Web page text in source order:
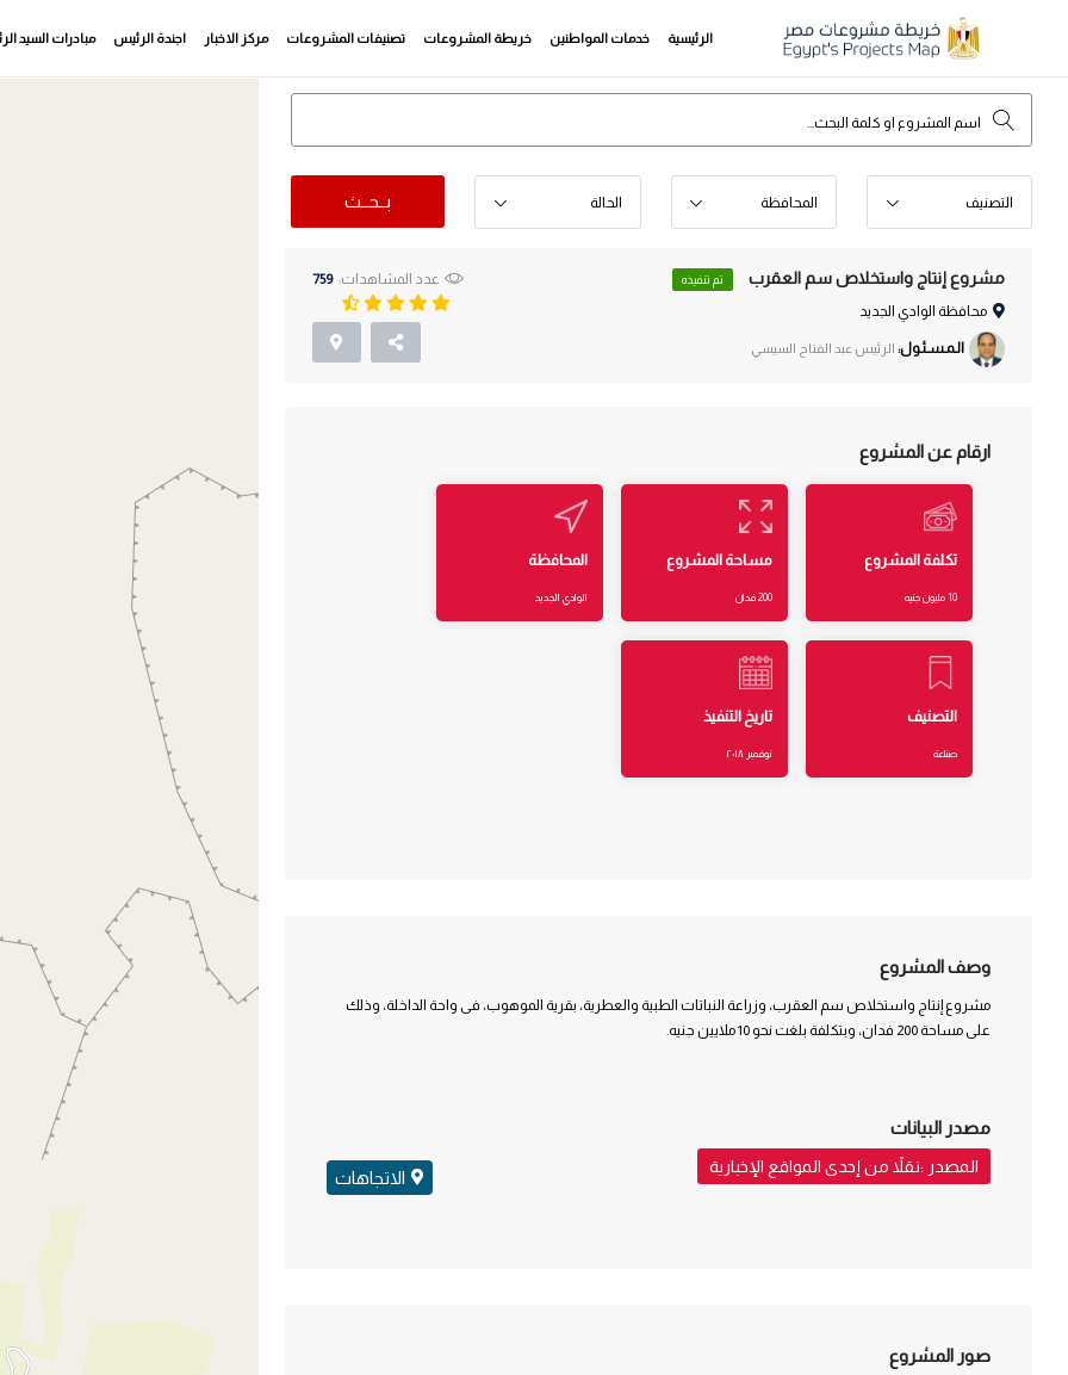
الرئيسية خدمات المواطنين خريطة المشروعات تصنيفات المشروعات مركز الاخبار اجندة الرئيس مبادرات السيد
التصنيف المحافظة الحالة بــحــث
مشروع إنتاج واستخلاص سم العقرب تم تنفيذه
محافظة الوادي الجديد
الـمـسـئـول: الرئيس عبد الفتاح السيسي
عدد المشاهدات: 759
ارقام عن المشروع
تكلفة المشروع
10 مليون جنيه
مساحة المشروع
200 فدان
المحافظة
الوادي الجديد
التصنيف
صناعة
تاريخ التنفيذ
نوفمبر ٢٠١٨
وصف المشروع
مشروع إنتاج واستخلاص سم العقرب، وزراعة النباتات الطبية والعطرية، بقرية الموهوب، فى واحة الداخلة، وذلك
على مساحة 200 فدان، وبتكلفة بلغت نحو 10 ملايين جنيه.
مصدر البيانات
المصدر :نقلاً من إحدى المواقع الإخبارية
الاتجاهات
صور المشروع